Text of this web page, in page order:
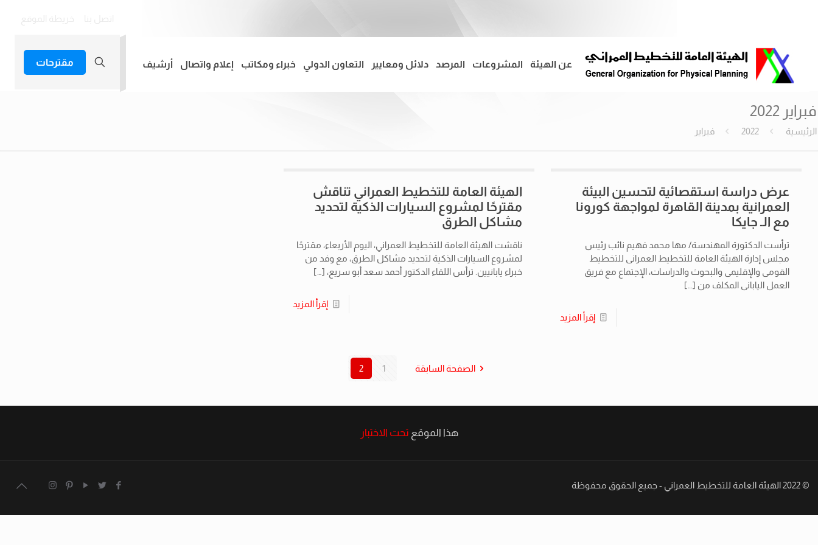
عن الهيئة المشروعات المرصد دلائل ومعايير التعاون الدولي خبراء ومكاتب إعلام واتصال أرشيف مقترحات
فبراير 2022
الرئيسية 2022 فبراير
عرض دراسة استقصائية لتحسين البيئة
العمرانية بمدينة القاهرة لمواجهة كورونا
مع الـ جايكا
ترأست الدكتورة المهندسة/ مها محمد فهيم نائب رئيس
مجلس إدارة الهيئة العامة للتخطيط العمرانى للتخطيط
القومى والإقليمى والبحوث والدراسات، الإجتماع مع فريق
العمل اليابانى المكلف من […]
إقرأ المزيد
الهيئة العامة للتخطيط العمراني تناقش
مقترحًا لمشروع السيارات الذكية لتحديد
مشاكل الطرق
ناقشت الهيئة العامة للتخطيط العمراني، اليوم الأربعاء، مقترحًا
لمشروع السيارات الذكية لتحديد مشاكل الطرق، مع وفد من
خبراء يابانيين. ترأس اللقاء الدكتور أحمد سعد أبو سريع،[…]
إقرأ المزيد
الصفحة السابقة 1
2
هذا الموقع تحت الاختبار
© 2022 الهيئة العامة للتخطيط العمراني - جميع الحقوق محفوظة